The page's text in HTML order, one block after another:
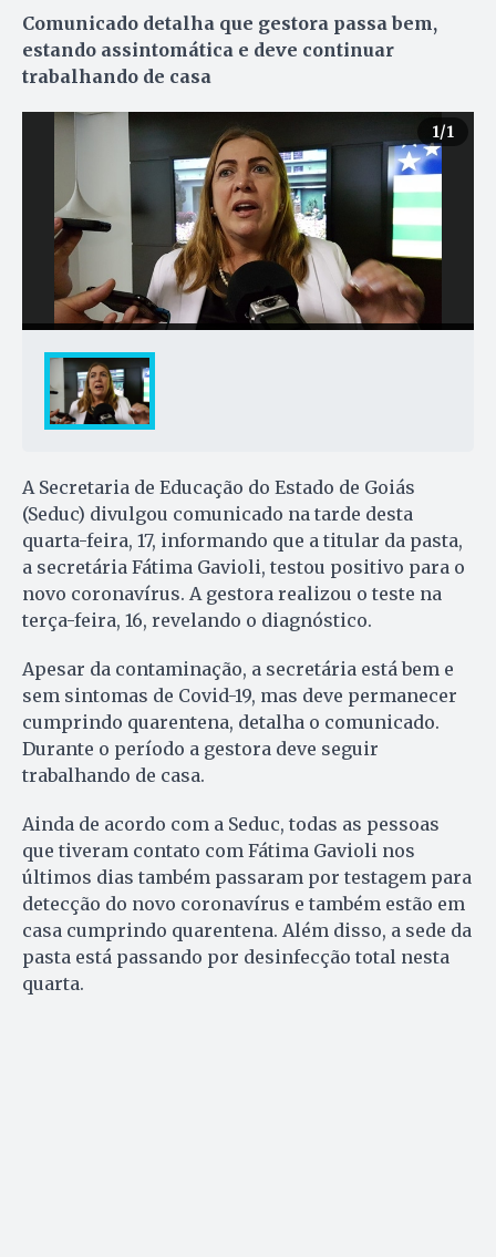
Comunicado detalha que gestora passa bem,
estando assintomática e deve continuar
trabalhando de casa
1/1
A Secretaria de Educação do Estado de Goiás
(Seduc) divulgou comunicado na tarde desta
quarta-feira, 17, informando que a titular da pasta,
a secretária Fátima Gavioli, testou positivo para o
novo coronavírus. A gestora realizou o teste na
terça-feira, 16, revelando o diagnóstico.
Apesar da contaminação, a secretária está bem e
sem sintomas de Covid-19, mas deve permanecer
cumprindo quarentena, detalha o comunicado.
Durante o período a gestora deve seguir
trabalhando de casa.
Ainda de acordo com a Seduc, todas as pessoas
que tiveram contato com Fátima Gavioli nos
últimos dias também passaram por testagem para
detecção do novo coronavírus e também estão em
casa cumprindo quarentena. Além disso, a sede da
pasta está passando por desinfecção total nesta
quarta.